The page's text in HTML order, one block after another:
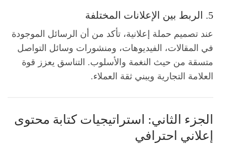
5. الربط بين الإعلانات المختلفة
عند تصميم حملة إعلانية، تأكد من أن الرسائل الموجودة
في المقالات، الفيديوهات، ومنشورات وسائل التواصل
متسقة من حيث النغمة والأسلوب. التناسق يعزز قوة
العلامة التجارية ويبني ثقة العملاء.
الجزء الثاني: استراتيجيات كتابة محتوى
إعلاني احترافي